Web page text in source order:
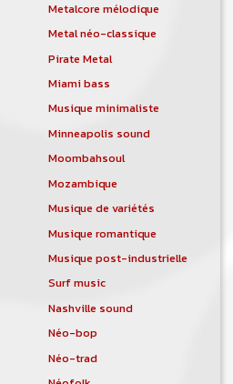
Metalcore mélodique
Metal néo-classique
Pirate Metal
Miami bass
Musique minimaliste
Minneapolis sound
Moombahsoul
Mozambique
Musique de variétés
Musique romantique
Musique post-industrielle
Surf music
Nashville sound
Néo-bop
Néo-trad